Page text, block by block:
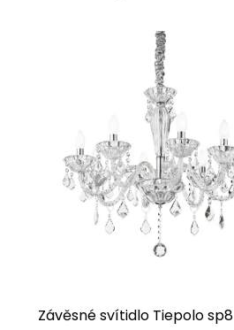
Závěsné svítidlo Tiepolo sp8